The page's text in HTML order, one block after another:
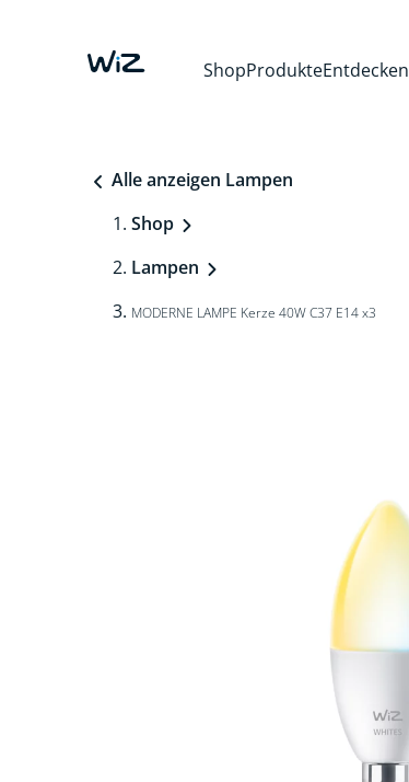
ShopProdukteEntdecken
Alle anzeigen Lampen
Shop
Lampen
MODERNE LAMPE Kerze 40W C37 E14 x3